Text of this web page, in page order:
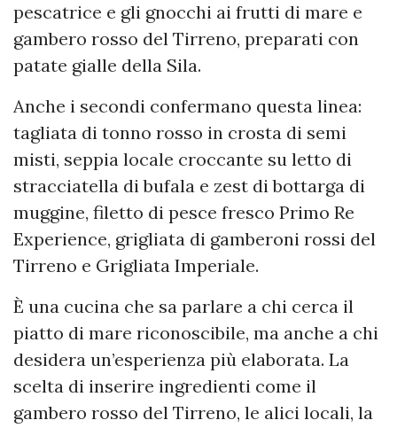
pescatrice e gli gnocchi ai frutti di mare e
gambero rosso del Tirreno, preparati con
patate gialle della Sila.
Anche i secondi confermano questa linea:
tagliata di tonno rosso in crosta di semi
misti, seppia locale croccante su letto di
stracciatella di bufala e zest di bottarga di
muggine, filetto di pesce fresco Primo Re
Experience, grigliata di gamberoni rossi del
Tirreno e Grigliata Imperiale.
È una cucina che sa parlare a chi cerca il
piatto di mare riconoscibile, ma anche a chi
desidera un’esperienza più elaborata. La
scelta di inserire ingredienti come il
gambero rosso del Tirreno, le alici locali, la